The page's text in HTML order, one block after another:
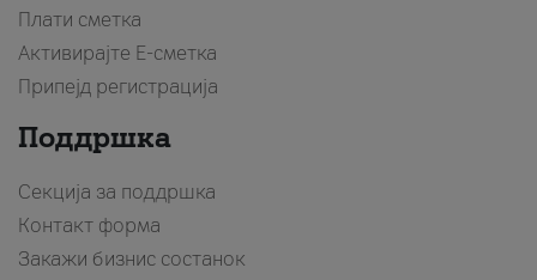
Плати сметка
Активирајте Е-сметка
Припејд регистрација
Поддршка
Секција за поддршка
Контакт форма
Закажи бизнис состанок